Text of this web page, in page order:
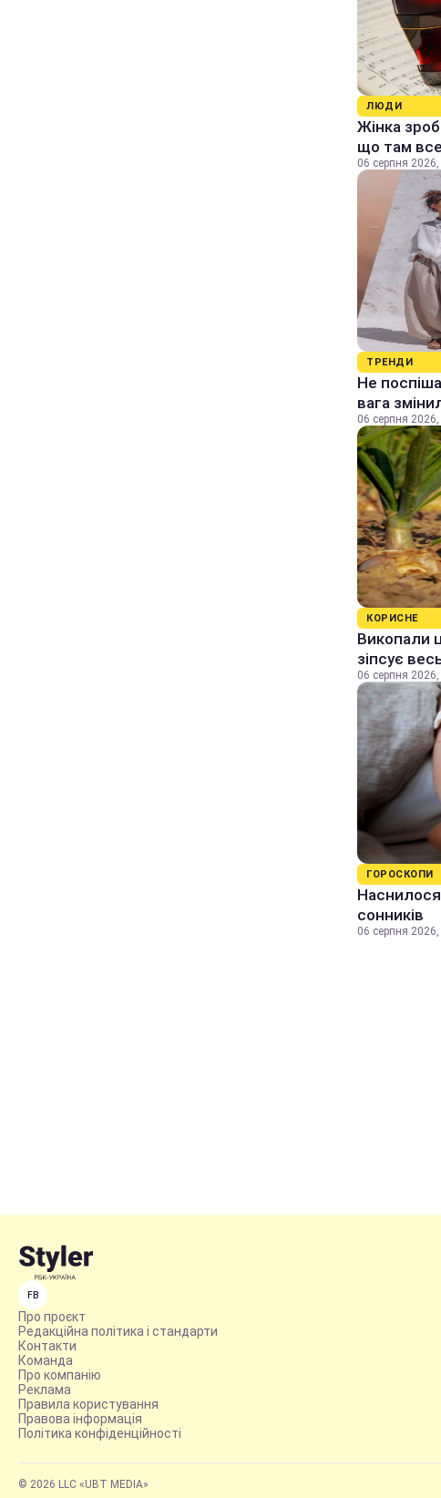
ЛЮДИ
Жінка
що там
06 серпня
ТРЕНДИ
Не
вага
06 серпня
КОРИСНЕ
Викопали
зіпсує
06 серпня
ГОРОСКОПИ
сонників
06 серпня 2026,
FB
Про проєкт
Редакційна політика і стандарти
Контакти
Команда
Про компанію
Реклама
Правила користування
Правова інформація
Політика конфіденційності
© 2026 LLC «UBT MEDIA»